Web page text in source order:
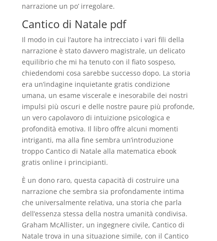
narrazione un po’ irregolare.
Cantico di Natale pdf
Il modo in cui l’autore ha intrecciato i vari fili della
narrazione è stato davvero magistrale, un delicato
equilibrio che mi ha tenuto con il fiato sospeso,
chiedendomi cosa sarebbe successo dopo. La storia
era un’indagine inquietante gratis condizione
umana, un esame viscerale e inesorabile dei nostri
impulsi più oscuri e delle nostre paure più profonde,
un vero capolavoro di intuizione psicologica e
profondità emotiva. Il libro offre alcuni momenti
intriganti, ma alla fine sembra un’introduzione
troppo Cantico di Natale alla matematica ebook
gratis online i principianti.
È un dono raro, questa capacità di costruire una
narrazione che sembra sia profondamente intima
che universalmente relativa, una storia che parla
dell’essenza stessa della nostra umanità condivisa.
Graham McAllister, un ingegnere civile, Cantico di
Natale trova in una situazione simile, con il Cantico